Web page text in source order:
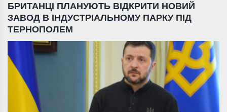
БРИТАНЦІ ПЛАНУЮТЬ ВІДКРИТИ НОВИЙ
ЗАВОД В ІНДУСТРІАЛЬНОМУ ПАРКУ ПІД
ТЕРНОПОЛЕМ